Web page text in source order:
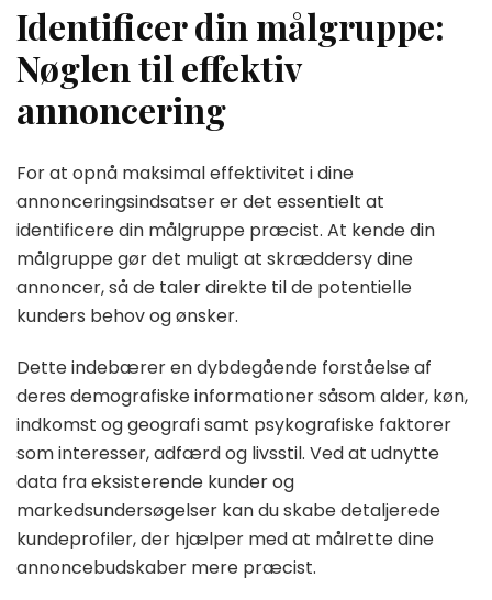
Identificer din målgruppe:
Nøglen til effektiv
annoncering
For at opnå maksimal effektivitet i dine
annonceringsindsatser er det essentielt at
identificere din målgruppe præcist. At kende din
målgruppe gør det muligt at skræddersy dine
annoncer, så de taler direkte til de potentielle
kunders behov og ønsker.
Dette indebærer en dybdegående forståelse af
deres demografiske informationer såsom alder, køn,
indkomst og geografi samt psykografiske faktorer
som interesser, adfærd og livsstil. Ved at udnytte
data fra eksisterende kunder og
markedsundersøgelser kan du skabe detaljerede
kundeprofiler, der hjælper med at målrette dine
annoncebudskaber mere præcist.